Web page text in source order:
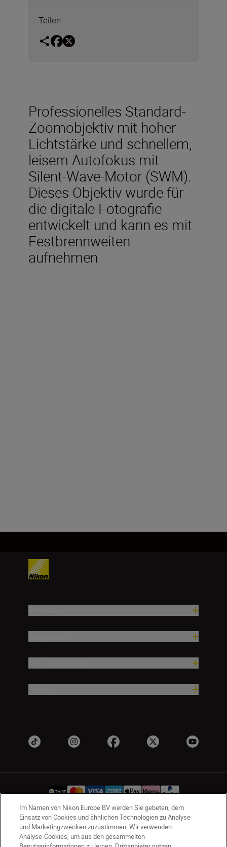
Teilen
Professionelles Standard-
Zoomobjektiv mit hoher
Lichtstärke und schnellem,
leisem Autofokus mit
Silent-Wave-Motor (SWM).
Dieses Objektiv wurde für
die digitale Fotografie
entwickelt und kann es mit
Festbrennweiten
aufnehmen
CH Nikon Sites
Kontaktieren Sie uns Datenschutzhinweis
Im Namen von Nikon Europe BV werden Sie gebeten, dem
Einsatz von Cookies und ähnlichen Technologien zu Analyse-
und Marketingzwecken zuzustimmen. Wir verwenden
Analyse-Cookies, um aus den gesammelten